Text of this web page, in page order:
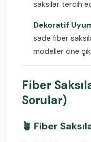
saksılar tercih
Dekoratif
sade fiber
modeller öne
Fiber
Sorular)
🪴 Fiber